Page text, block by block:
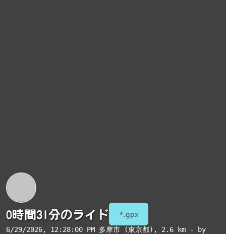
0時間31分のライド *.gpx
6/29/2026, 12:28:00 PM 多摩市 (東京都) , 2.6 km - by